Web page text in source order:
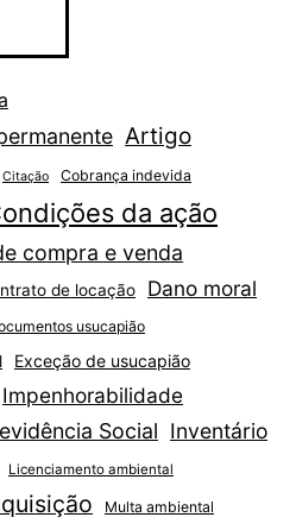
Artigo
Citação Cobrança indevida
da ação
compra e venda
de locação Dano moral
usucapião
Exceção de usucapião
Impenhorabilidade
Social Inventário
Licenciamento ambiental
Multa ambiental